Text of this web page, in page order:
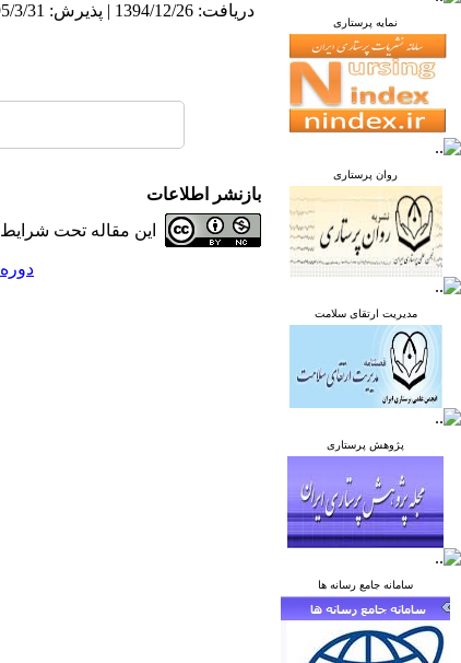
نمایه پرستاری
روان پرستاری
مدیریت ارتقای سلامت
پژوهش پرستاری
سامانه جامع رسانه ها
دریافت: 1394/12/26 | پذیرش: 1395/3/31 | انتشار: 1395/3/31
بازنشر اطلاعات
این مقاله تحت شرایط
دوره 5، شماره 1 - ( فروردین - اردیبهشت 1395 )